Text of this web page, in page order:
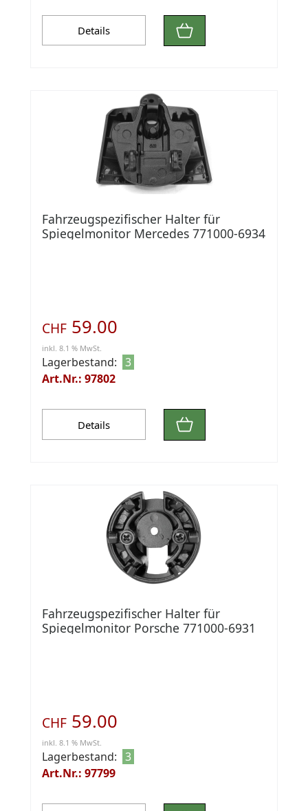
Details
Fahrzeugspezifischer Halter für
Spiegelmonitor Mercedes 771000-6934
CHF 59.00
inkl. 8.1 % MwSt.
Lagerbestand: 3
Art.Nr.: 97802
Details
Fahrzeugspezifischer Halter für
Spiegelmonitor Porsche 771000-6931
CHF 59.00
inkl. 8.1 % MwSt.
Lagerbestand: 3
Art.Nr.: 97799